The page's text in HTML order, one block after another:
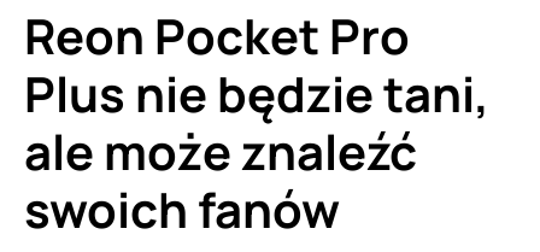
Reon Pocket Pro
Plus nie będzie tani,
ale może znaleźć
swoich fanów